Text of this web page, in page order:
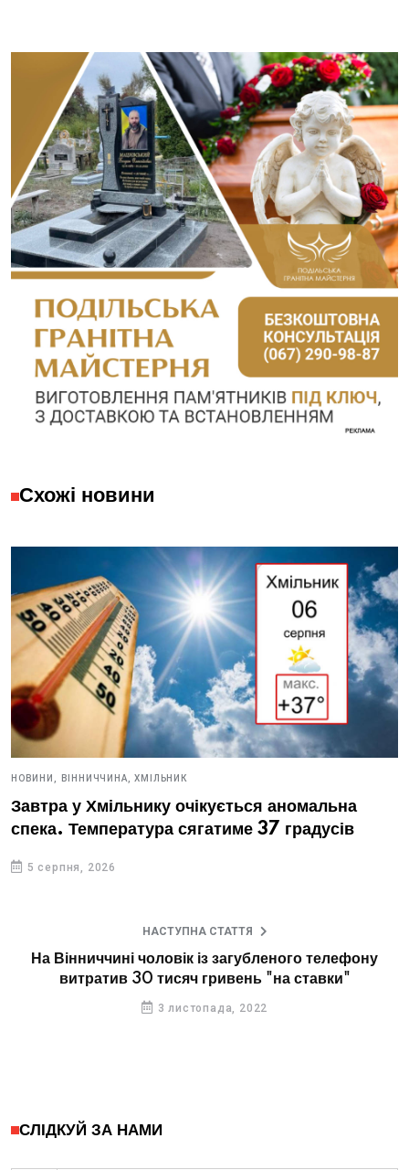
Схожі новини
НОВИНИ, ВІННИЧЧИНА, ХМІЛЬНИК
Завтра у Хмільнику очікується аномальна
спека. Температура сягатиме 37 градусів
5 серпня, 2026
НАСТУПНА СТАТТЯ
На Вінниччині чоловік із загубленого телефону
витратив 30 тисяч гривень "на ставки"
3 листопада, 2022
СЛІДКУЙ ЗА НАМИ